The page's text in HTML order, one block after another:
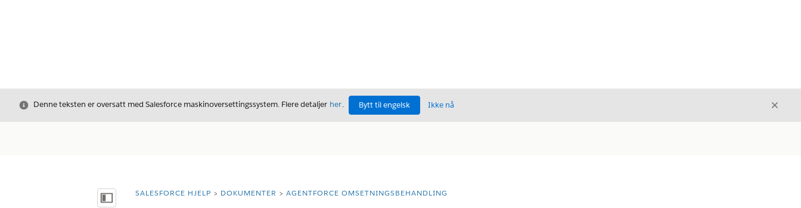
Avslutt
Denne teksten er oversatt med Salesforce maskinoversettingssystem. Flere detaljer her. Bytt til engelsk Ikke nå Avslutt
Vis innholdsfortegnelse
Du er her:
SALESFORCE HJELP DOKUMENTER AGENTFORCE OMSETNINGSBEHANDLING